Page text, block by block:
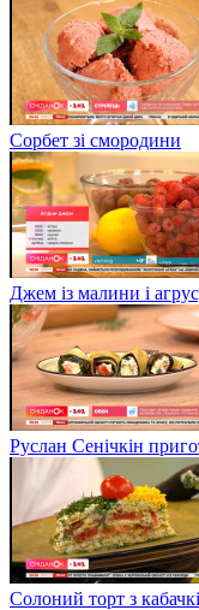
Сорбет зі смородини
Джем із малини і
Руслан Сенічкін
Солоний торт з